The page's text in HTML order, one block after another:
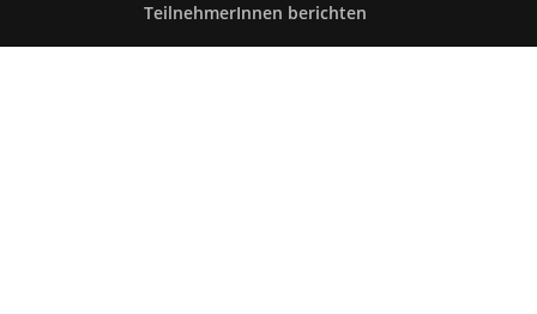
TeilnehmerInnen berichten